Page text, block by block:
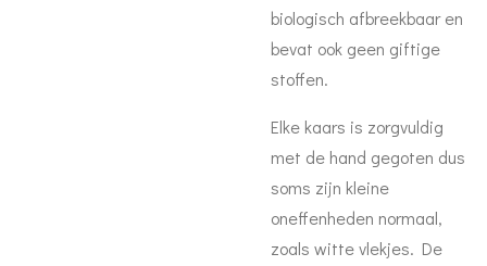
biologisch afbreekbaar en
bevat ook geen giftige
stoffen.
Elke kaars is zorgvuldig
met de hand gegoten dus
soms zijn kleine
oneffenheden normaal,
zoals witte vlekjes. De